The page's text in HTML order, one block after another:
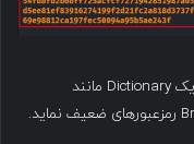
علاوه بر این، با استفاده از John the Ripper و یک Dictionary مانند